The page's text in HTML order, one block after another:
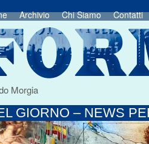
Archivio Chi Siamo Contatti
Morgia
GIORNO – NEWS